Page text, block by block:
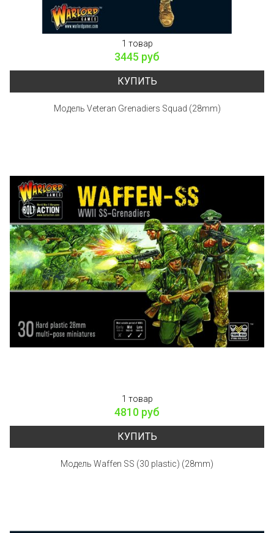
1 товар
3445 руб
КУПИТЬ
Модель Veteran Grenadiers Squad (28mm)
1 товар
4810 руб
КУПИТЬ
Модель Waffen SS (30 plastic) (28mm)